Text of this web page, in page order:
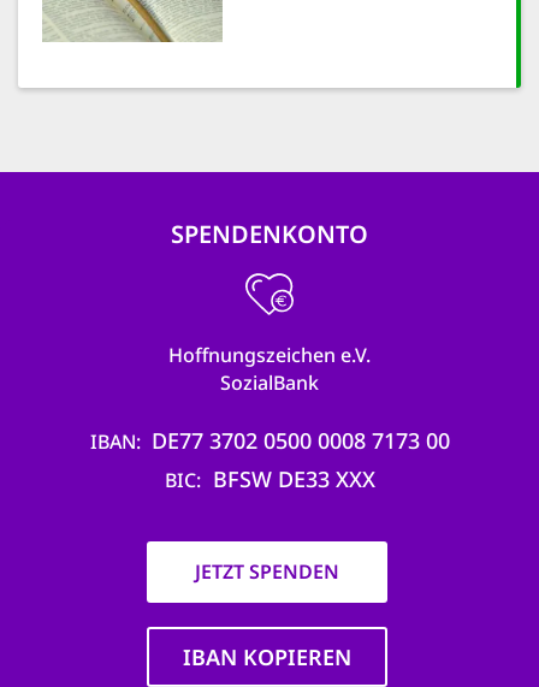
SPENDENKONTO
Hoffnungszeichen e.V.
SozialBank
IBAN DE77 3702 0500 0008 7173 00
BIC BFSW DE33 XXX
JETZT SPENDEN
IBAN KOPIEREN